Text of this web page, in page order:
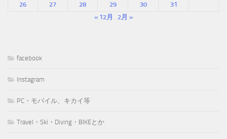
26
27 28 29 30
31
« 12月
2月 »
facebook
Instagram
PC・モバイル、キカイ等
Travel・Ski・Diving・BIKEとか